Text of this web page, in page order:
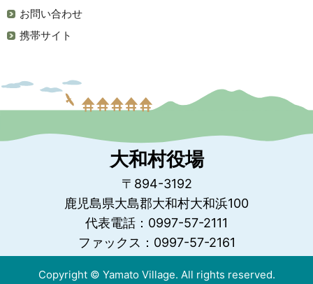
お問い合わせ
携帯サイト
大和村役場
〒894-3192
鹿児島県大島郡大和村大和浜100
代表電話：0997-57-2111
ファックス：0997-57-2161
Copyright © Yamato Village. All rights reserved.